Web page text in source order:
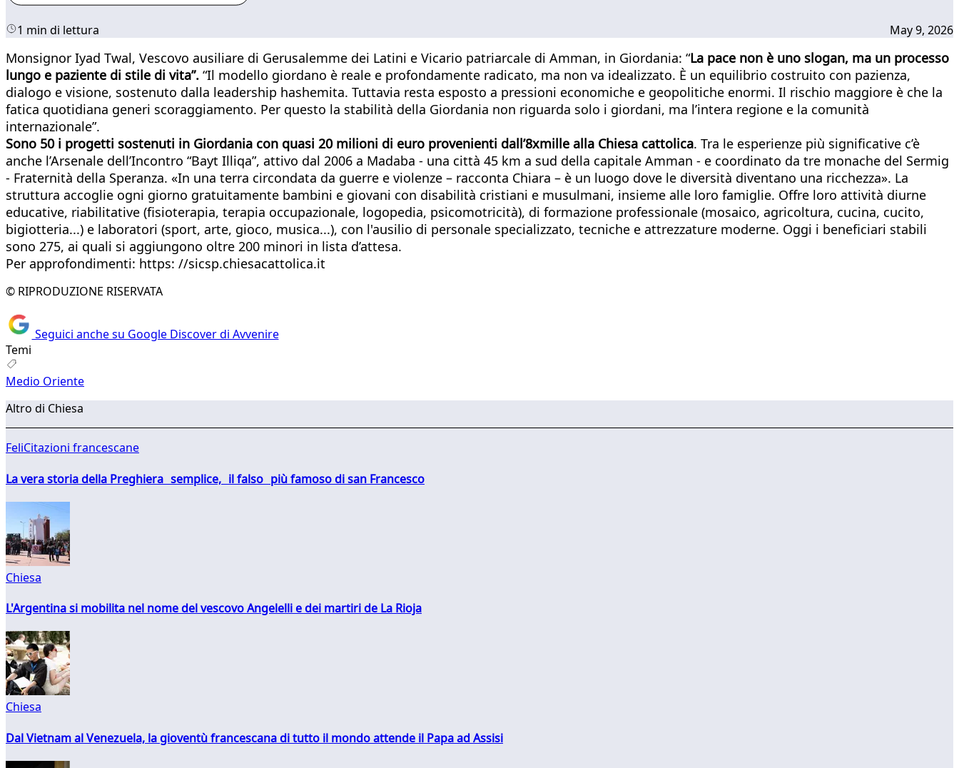
1 min di lettura May 9, 2026
Monsignor Iyad Twal, Vescovo ausiliare di Gerusalemme dei Latini e Vicario patriarcale di Amman, in Giordania: “La pace non è uno slogan, ma un processo
lungo e paziente di stile di vita”. “Il modello giordano è reale e profondamente radicato, ma non va idealizzato. È un equilibrio costruito con pazienza,
dialogo e visione, sostenuto dalla leadership hashemita. Tuttavia resta esposto a pressioni economiche e geopolitiche enormi. Il rischio maggiore è che la
fatica quotidiana generi scoraggiamento. Per questo la stabilità della Giordania non riguarda solo i giordani, ma l’intera regione e la comunità
internazionale”.
Sono 50 i progetti sostenuti in Giordania con quasi 20 milioni di euro provenienti dall’8xmille alla Chiesa cattolica. Tra le esperienze più significative c’è
anche l’Arsenale dell’Incontro “Bayt Illiqa”, attivo dal 2006 a Madaba - una città 45 km a sud della capitale Amman - e coordinato da tre monache del Sermig
- Fraternità della Speranza. «In una terra circondata da guerre e violenze – racconta Chiara – è un luogo dove le diversità diventano una ricchezza». La
struttura accoglie ogni giorno gratuitamente bambini e giovani con disabilità cristiani e musulmani, insieme alle loro famiglie. Offre loro attività diurne
educative, riabilitative (fisioterapia, terapia occupazionale, logopedia, psicomotricità), di formazione professionale (mosaico, agricoltura, cucina, cucito,
bigiotteria...) e laboratori (sport, arte, gioco, musica...), con l'ausilio di personale specializzato, tecniche e attrezzature moderne. Oggi i beneficiari stabili
sono 275, ai quali si aggiungono oltre 200 minori in lista d’attesa.
Per approfondimenti: https: //sicsp.chiesacattolica.it
© RIPRODUZIONE RISERVATA
Seguici anche su Google Discover di Avvenire
Temi
Medio Oriente
Altro di Chiesa
FeliCitazioni francescane
La vera storia della Preghiera semplice, il falso più famoso di san Francesco
Chiesa
L'Argentina si mobilita nel nome del vescovo Angelelli e dei martiri de La Rioja
Chiesa
Dal Vietnam al Venezuela, la gioventù francescana di tutto il mondo attende il Papa ad Assisi